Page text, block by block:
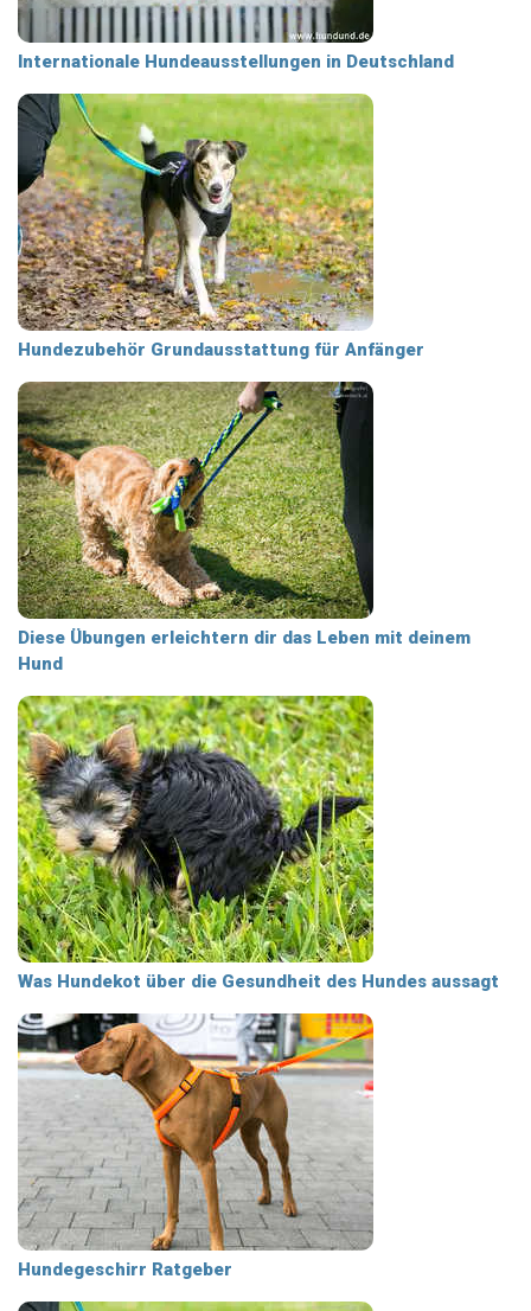
Internationale Hundeausstellungen in Deutschland
Hundezubehör Grundausstattung für Anfänger
Diese Übungen erleichtern dir das Leben mit deinem
Hund
Was Hundekot über die Gesundheit des Hundes aussagt
Hundegeschirr Ratgeber